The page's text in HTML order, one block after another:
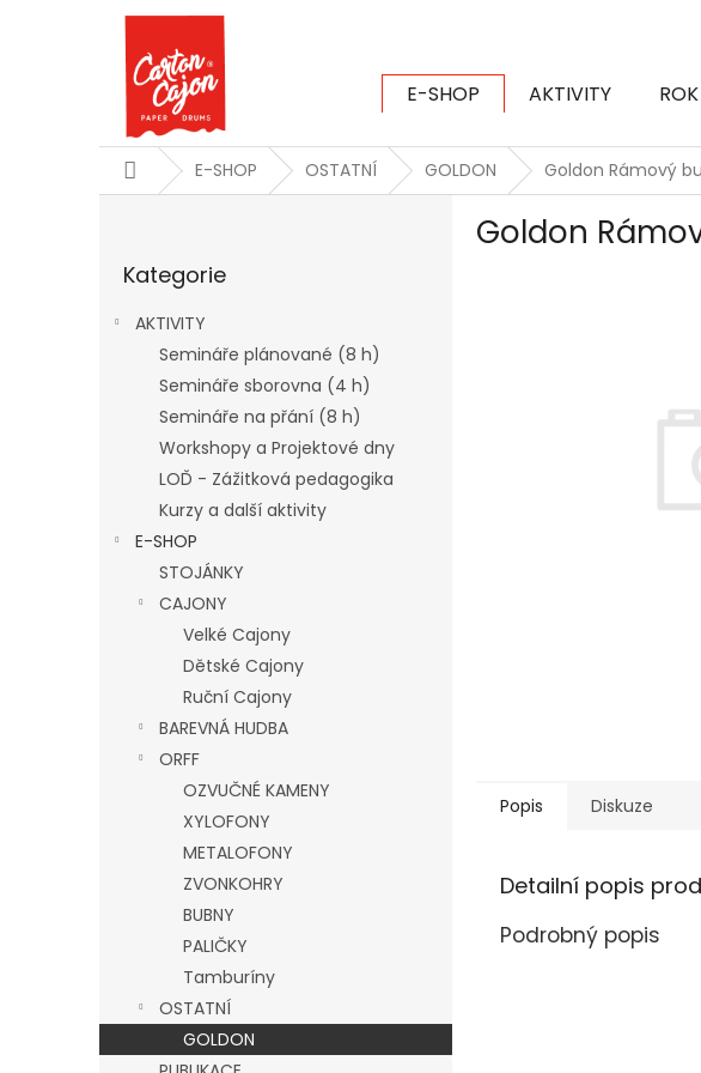
E-SHOP AKTIVITY
DomůE-SHOP OSTATNÍ GOLDON Goldon Rámový
kategorie
Kategorie
AKTIVITY
Semináře plánované (8 h)
Semináře sborovna (4 h)
Semináře na přání (8 h)
Workshopy a Projektové dny
LOĎ - Zážitková pedagogika
Kurzy a další aktivity
E-SHOP
STOJÁNKY
CAJONY
Velké Cajony
Dětské Cajony
Ruční Cajony
BAREVNÁ HUDBA
ORFF
OZVUČNÉ KAMENY
XYLOFONY
METALOFONY
ZVONKOHRY
BUBNY
PALIČKY
Tamburíny
OSTATNÍ
GOLDON
Goldon
Popis Diskuze
Detailní popis
Podrobný popis